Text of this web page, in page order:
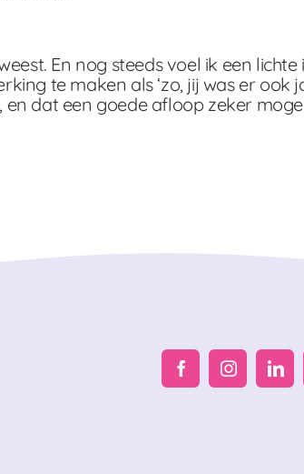
En nog steeds voel ik een lichte
te maken als ‘zo, jij was er ook
dat een goede afloop zeker